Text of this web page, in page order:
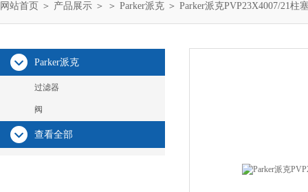
网站首页 ＞ 产品展示 ＞ ＞ Parker派克 ＞ Parker派克PVP23X4007/21柱
Parker派克
过滤器
阀
查看全部